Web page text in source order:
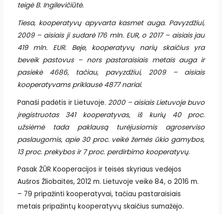
teigė B. Ingilevičiūtė.
Tiesa, kooperatyvų apyvarta kasmet auga. Pavyzdžiui,
2009 – aisiais ji sudarė 176 mln. EUR, o 2017 – aisiais jau
419 mln. EUR. Beje, kooperatyvų narių skaičius yra
beveik pastovus – nors pastaraisiais metais auga ir
pasiekė 4686, tačiau, pavyzdžiui, 2009 – aisiais
kooperatyvams priklausė 4877 nariai.
Panaši padėtis ir Lietuvoje. 2000 – aisiais Lietuvoje buvo
įregistruotas 341 kooperatyvas, iš kurių 40 proc.
užsiėmė tada paklausą turėjusiomis agroserviso
paslaugomis, apie 30 proc. veikė žemės ūkio gamybos,
13 proc. prekybos ir 7 proc. perdirbimo kooperatyvų.
Pasak ŽŪR Kooperacijos ir teisės skyriaus vedėjos
Aušros Žliobaitės, 2012 m. Lietuvoje veikė 84, o 2016 m.
– 79 pripažinti kooperatyvai, tačiau pastaraisiais
metais pripažintų kooperatyvų skaičius sumažėjo.